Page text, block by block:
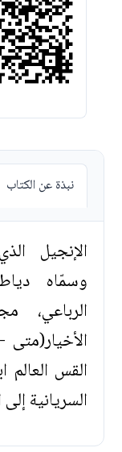
نبذة عن الكتاب
الإنجيل
وسمّاه
الرباعي،
القس
السريانية إلى